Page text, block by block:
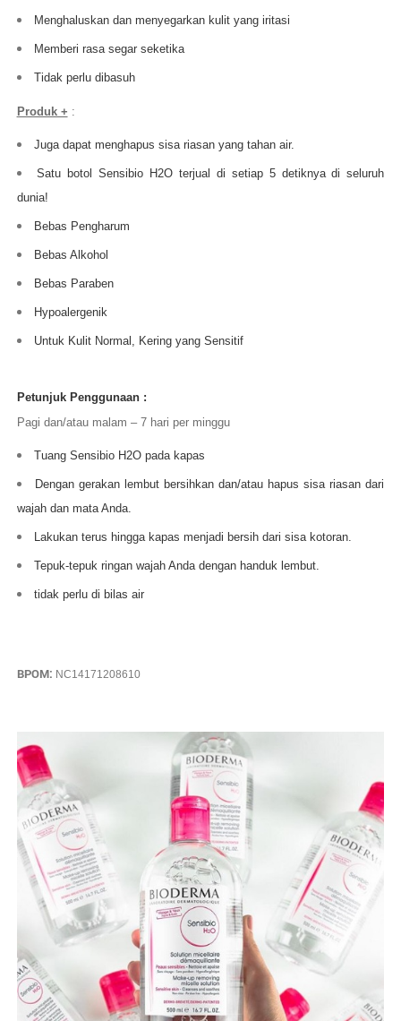
Menghaluskan dan menyegarkan kulit yang iritasi
Memberi rasa segar seketika
Tidak perlu dibasuh
Produk + :
Juga dapat menghapus sisa riasan yang tahan air.
Satu botol Sensibio H2O terjual di setiap 5 detiknya di seluruh
dunia!
Bebas Pengharum
Bebas Alkohol
Bebas Paraben
Hypoalergenik
Untuk Kulit Normal, Kering yang Sensitif
Petunjuk Penggunaan :
Pagi dan/atau malam – 7 hari per minggu
Tuang Sensibio H2O pada kapas
Dengan gerakan lembut bersihkan dan/atau hapus sisa riasan dari
wajah dan mata Anda.
Lakukan terus hingga kapas menjadi bersih dari sisa kotoran.
Tepuk-tepuk ringan wajah Anda dengan handuk lembut.
tidak perlu di bilas air
BPOM: NC14171208610